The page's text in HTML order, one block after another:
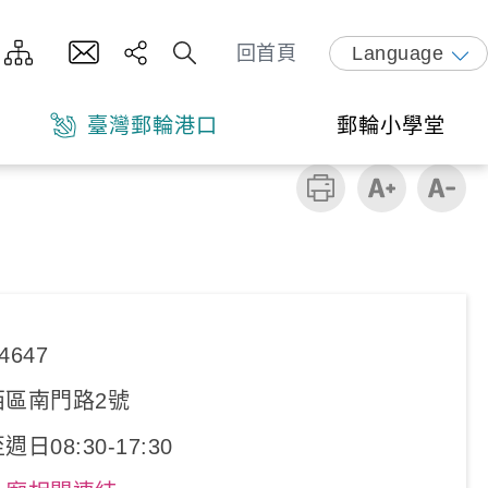
回首頁 Language
臺灣郵輪港口 郵輪小學堂
南門路2號
週日08:30-17:30